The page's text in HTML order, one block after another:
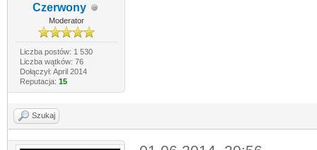
Czerwony
Moderator
Liczba postów: 1 530
Liczba wątków: 76
Dołączył: April 2014
Reputacja: 15
Szukaj